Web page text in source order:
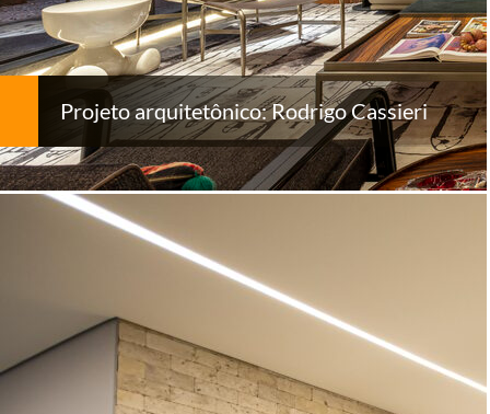
Projeto arquitetônico: Rodrigo Cassieri